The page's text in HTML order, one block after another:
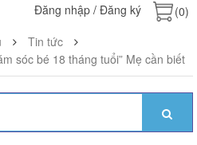
Đăng nhập / Đăng ký
(0)
Tin tức
sóc bé 18 tháng tuổi” Mẹ cần biết